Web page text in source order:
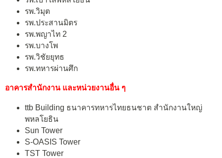
รพ.วิมุต
รพ.ประสานมิตร
รพ.พญาไท 2
รพ.บางโพ
รพ.วิชัยยุทธ
รพ.ทหารผ่านศึก
อาคารสำนักงาน และหน่วยงานอื่น ๆ
ttb Building ธนาคารทหารไทยธนชาต สำนักงานใหญ่
พหลโยธิน
Sun Tower
S-OASIS Tower
TST Tower